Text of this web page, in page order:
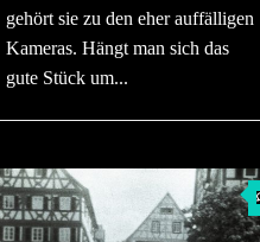
gehört sie zu den eher auffälligen
Kameras. Hängt man sich das
gute Stück um...